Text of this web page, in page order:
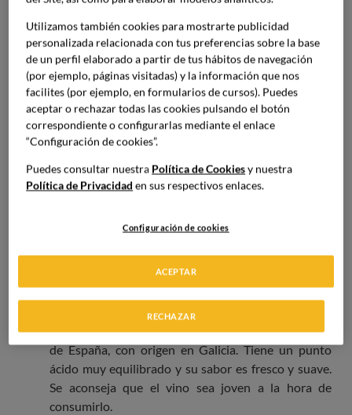
caracteriza por tener poco contenido de alcohol,
pero que tiene una gran complejidad en sus sabores.
Sauvignon blanc:Este vino viene de Francia y se
caracteriza por un fuerte aroma y un toque
refrescante. Es unvino blanco dulcepero con
toques ácidos.
Chenin blanc:Es un vino también de origen Francés
y uno de los más antiguos. Su uva permite producir
un vino que puede ser seco o dulce dependiendo de
dulce y aromático y un aroma intenso. Hay presencia
de una gran variedad de uvas moscatel lo cual hace
que haya mucha variedad de este tipo.
Albariño:Este es uno de los vinos más importantes
de España, con origen en Galicia. Tiene un punto
ácido muy equilibrado y su sabor es fresco y suave.
Se aconseja que el vino sea joven a la hora de
consumirlo.
Utilizamos también cookies para mostrarte publicidad
personalizada relacionada con tus preferencias sobre la base
de un perfil elaborado a partir de tus hábitos de navegación
(por ejemplo, páginas visitadas) y la información que nos
facilites (por ejemplo, en formularios de cursos). Puedes
aceptar o rechazar todas las cookies pulsando el botón
correspondiente o configurarlas mediante el enlace
“Configuración de cookies”.
Puedes consultar nuestra Política de Cookiesy nuestra
Política de Privacidad en sus respectivos enlaces.
Configuración de cookies
RECHAZAR
ACEPTAR